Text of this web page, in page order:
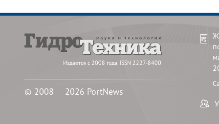
Издается с 2008 года. ISSN 2227-8400
© 2008 — 2026 PortNews